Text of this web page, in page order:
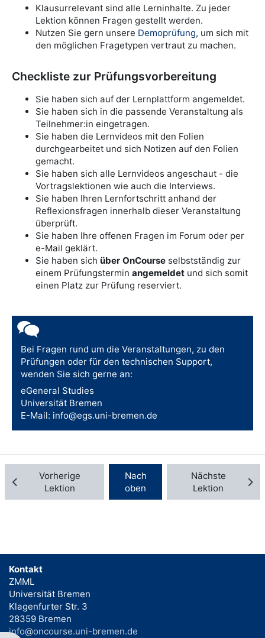
Klausurrelevant sind alle Lerninhalte. Zu jeder
Lektion können Fragen gestellt werden.
Nutzen Sie gern unsere Demoprüfung, um sich mit
den möglichen Fragetypen vertraut zu machen.
Checkliste zur Prüfungsvorbereitung
Sie haben sich auf der Lernplattform angemeldet.
Sie haben sich in die passende Veranstaltung als
Teilnehmer:in eingetragen.
Sie haben die Lernvideos mit den Folien
durchgearbeitet und sich Notizen auf den Folien
gemacht.
Sie haben sich alle Lernvideos angeschaut - die
Vortragslektionen wie auch die Interviews.
Sie haben Ihren Lernfortschritt anhand der
Reflexionsfragen innerhalb dieser Veranstaltung
überprüft.
Sie haben Ihre offenen Fragen im Forum oder per
e-Mail geklärt.
Sie haben sich über OnCourse selbstständig zur
einem Prüfungstermin angemeldet und sich somit
einen Platz zur Prüfung reserviert.
Bei Fragen rund um die Veranstaltungen, zu den
Prüfungen oder für den technischen Support,
wenden Sie sich gerne an:
eGeneral Studies
Universität Bremen
E-Mail: info@egs.uni-bremen.de
Vorherige
Lektion
Nach
oben
Nächste
Lektion
Kontakt
ZMML
Universität Bremen
Klagenfurter Str. 3
28359 Bremen
info@oncourse.uni-bremen.de